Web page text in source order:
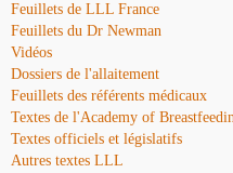
Feuillets de LLL France
Feuillets du Dr Newman
Vidéos
Dossiers de l'allaitement
Feuillets des référents médicaux
Textes de l'Academy of
Textes officiels et législatifs
Autres textes LLL